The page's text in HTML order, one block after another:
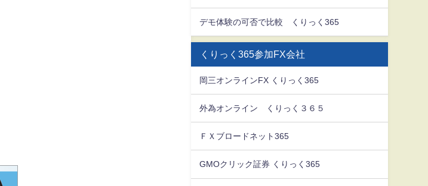
デモ体験の可否で比較 くりっく365
くりっく365参加FX会社
岡三オンラインFX くりっく365
外為オンライン くりっく３６５
ＦＸブロードネット365
GMOクリック証券 くりっく365